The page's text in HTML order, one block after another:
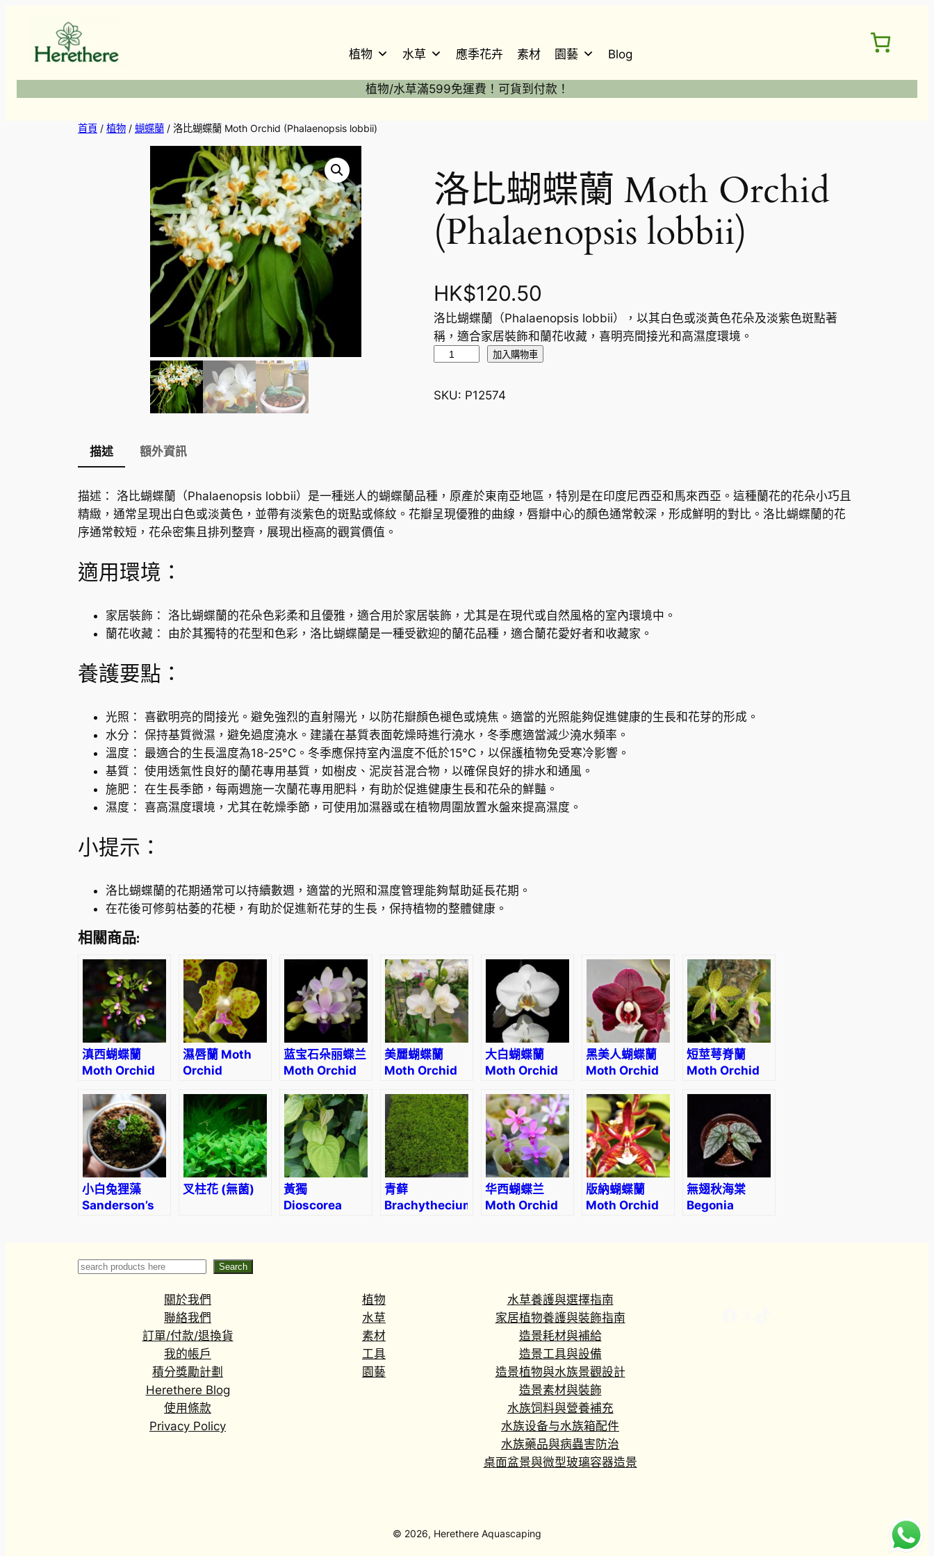
植物 水草 應季花卉 素材 園藝 Blog
植物/水草滿599免運費！可貨到付款！
首頁 / 植物 / 蝴蝶蘭 / 洛比蝴蝶蘭 Moth Orchid (Phalaenopsis lobbii)
洛比蝴蝶蘭 Moth Orchid
(Phalaenopsis lobbii)
HK$120.50
洛比蝴蝶蘭（Phalaenopsis lobbii），以其白色或淡黃色花朵及淡紫色斑點著
稱，適合家居裝飾和蘭花收藏，喜明亮間接光和高濕度環境。
蝴
h
O
d
(
P
a
e
n
o
p
s
b
b
)
數
量
加入購物車
SKU: P12574
描述 額外資訊
描述： 洛比蝴蝶蘭（Phalaenopsis lobbii）是一種迷人的蝴蝶蘭品種，原產於東南亞地區，特別是在印度尼西亞和馬來西亞。這種蘭花的花朵小巧且
精緻，通常呈現出白色或淡黃色，並帶有淡紫色的斑點或條紋。花瓣呈現優雅的曲線，唇瓣中心的顏色通常較深，形成鮮明的對比。洛比蝴蝶蘭的花
序通常較短，花朵密集且排列整齊，展現出極高的觀賞價值。
適用環境：
家居裝飾： 洛比蝴蝶蘭的花朵色彩柔和且優雅，適合用於家居裝飾，尤其是在現代或自然風格的室內環境中。
蘭花收藏： 由於其獨特的花型和色彩，洛比蝴蝶蘭是一種受歡迎的蘭花品種，適合蘭花愛好者和收藏家。
養護要點：
光照： 喜歡明亮的間接光。避免強烈的直射陽光，以防花瓣顏色褪色或燒焦。適當的光照能夠促進健康的生長和花芽的形成。
水分： 保持基質微濕，避免過度澆水。建議在基質表面乾燥時進行澆水，冬季應適當減少澆水頻率。
溫度： 最適合的生長溫度為18-25°C。冬季應保持室內溫度不低於15°C，以保護植物免受寒冷影響。
基質： 使用透氣性良好的蘭花專用基質，如樹皮、泥炭苔混合物，以確保良好的排水和通風。
施肥： 在生長季節，每兩週施一次蘭花專用肥料，有助於促進健康生長和花朵的鮮豔。
濕度： 喜高濕度環境，尤其在乾燥季節，可使用加濕器或在植物周圍放置水盤來提高濕度。
小提示：
洛比蝴蝶蘭的花期通常可以持續數週，適當的光照和濕度管理能夠幫助延長花期。
在花後可修剪枯萎的花梗，有助於促進新花芽的生長，保持植物的整體健康。
相關商品:
滇西蝴蝶蘭
Moth Orchid
stobartiana)
濕唇蘭 Moth
Orchid
parishii)
蓝宝石朵丽蝶兰
Moth Orchid
Chiang
Sapphire)
美麗蝴蝶蘭
Moth Orchid
amabilis)
大白蝴蝶蘭
Moth Orchid
Sogo Yukidian
‘V3’
黑美人蝴蝶蘭
Moth Orchid
Kaoda
Twinkle)
短莖萼脊蘭
Moth Orchid
小白兔狸藻
Sanderson’s
叉柱花 (無菌)
黃獨
Dioscorea
青藓
Brachythecium
华西蝴蝶兰
Moth Orchid
版納蝴蝶蘭
Moth Orchid
無翅秋海棠
Begonia
Search Search
關於我們
聯絡我們
訂單/付款/退換貨
我的帳戶
積分獎勵計劃
Herethere Blog
使用條款
Privacy Policy
植物
水草
素材
工具
園藝
水草養護與選擇指南
家居植物養護與裝飾指南
造景耗材與補給
造景工具與設備
造景植物與水族景觀設計
造景素材與裝飾
水族饲料與營養補充
水族设备与水族箱配件
水族藥品與病蟲害防治
桌面盆景與微型玻璃容器造景
© 2026, Herethere Aquascaping